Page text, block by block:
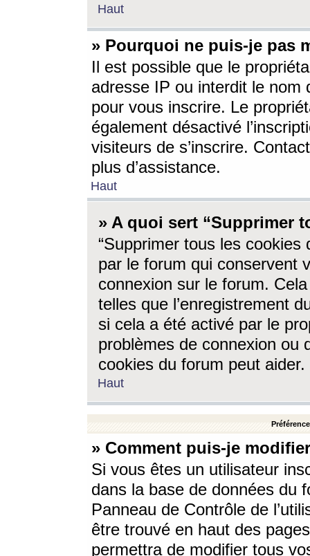
Haut
» Pourquoi ne puis-je pas
Il est possible que le
adresse IP ou interdit le nom
pour vous inscrire. Le
également désactivé
visiteurs de s’inscrire.
plus d’assistance.
Haut
» A quoi sert “Supprimer
“Supprimer tous les cookies
par le forum qui conservent
connexion sur le forum.
telles que l’enregistrement
si cela a été activé par le
problèmes de connexion ou
cookies du forum peut aider.
Haut
» Comment puis-je
Si vous êtes un utilisateur
dans la base de données du
Panneau de Contrôle de
être trouvé en haut des
permettra de modifier tous